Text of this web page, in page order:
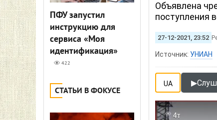
ПФУ запустил
инструкцию для
сервиса «Моя
идентификация»
422
СТАТЬИ В ФОКУСЕ
Объявлена
поступления
27-12-2021, 23:52
Источник: УНИАН
UA ▶
4т